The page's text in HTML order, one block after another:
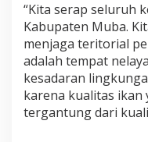
“Kita serap seluruh
Kabupaten Muba.
menjaga teritorial
adalah tempat
kesadaran
karena kualitas
tergantung dari